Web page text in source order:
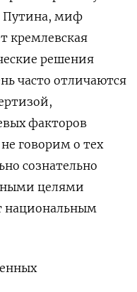
Путина, миф
кремлевская
решения
часто отличаются
факторов
говорим о тех
сознательно
целями
национальным